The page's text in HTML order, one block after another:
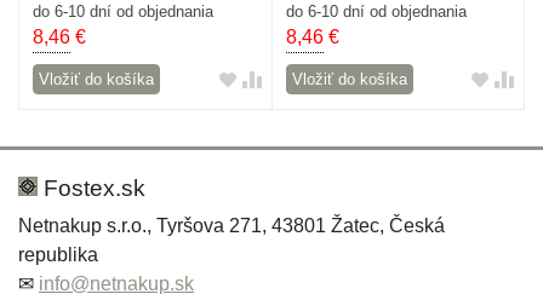
do 6-10 dní od objednania
8,46 €
Vložiť do košíka
do 6-10 dní od objednania
8,46€
Vložiť do košíka
Fostex.sk
Netnakup s.r.o., Tyršova 271, 43801 Žatec, Česká
republika
✉ info@netnakup.sk